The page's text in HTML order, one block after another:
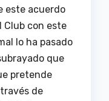
este acuerdo
Club con este
lo ha pasado
que
pretende
de